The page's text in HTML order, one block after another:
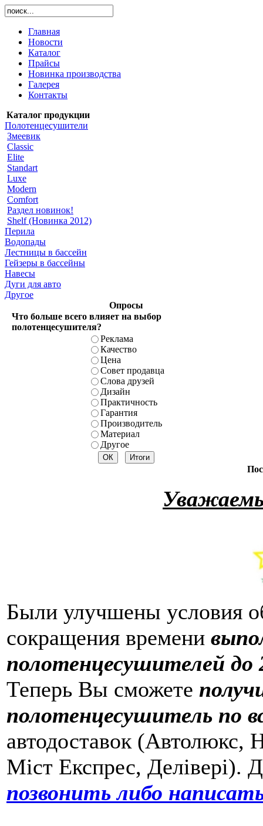
Главная
Новости
Каталог
Прайсы
Новинка производства
Галерея
Контакты
Каталог продукции
Полотенцесушители
Змеевик
Classic
Elite
Standart
Luxe
Modern
Comfort
Раздел новинок!
Shelf (Новинка 2012)
Перила
Водопады
Лестницы в бассейн
Гейзеры в бассейны
Навесы
Дуги для авто
Другое
Опросы
Что больше всего влияет на выбор
полотенцесушителя?
Реклама
Качество
Цена
Совет продавца
Слова друзей
Дизайн
Практичность
Гарантия
Производитель
Материал
Другое
Были улучшены условия
сокращения времени
полотенцесушителей до
Теперь Вы сможете
полотенцесушитель по
автодоставок
Міст Експрес, Делівері).
позвонить либо